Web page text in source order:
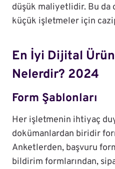
düşük maliyetlidir. Bu da
küçük işletmeler için
En İyi Dijital
Nelerdir? 2024
Form Şablonları
Her işletmenin ihtiyaç
dokümanlardan biridir
Anketlerden, başvuru
bildirim formlarından,